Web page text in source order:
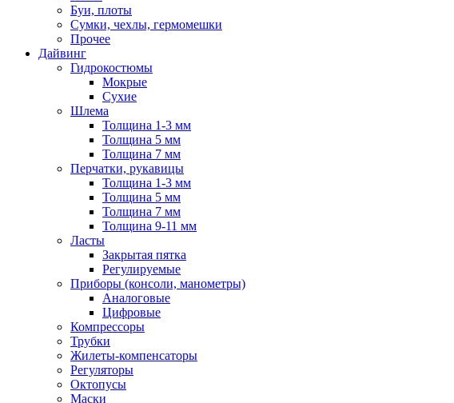
Буи, плоты
Сумки, чехлы, гермомешки
Прочее
Дайвинг
Гидрокостюмы
Мокрые
Сухие
Шлема
Толщина 1-3 мм
Толщина 5 мм
Толщина 7 мм
Перчатки, рукавицы
Толщина 1-3 мм
Толщина 5 мм
Толщина 7 мм
Толщина 9-11 мм
Ласты
Закрытая пятка
Регулируемые
Приборы (консоли, манометры)
Аналоговые
Цифровые
Компрессоры
Трубки
Жилеты-компенсаторы
Регуляторы
Октопусы
Маски